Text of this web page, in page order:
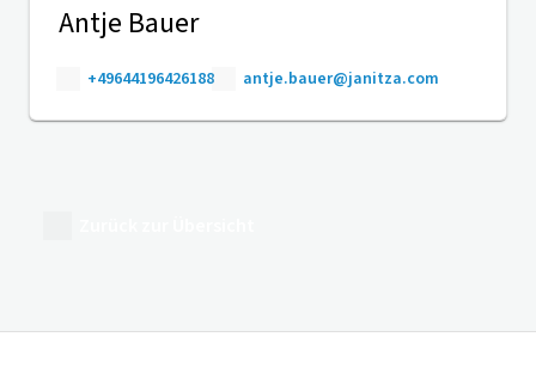
Antje Bauer
+49644196426188 antje.bauer@janitza.com